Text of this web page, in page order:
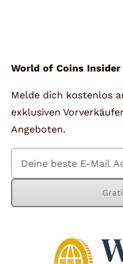
World of Coins Insider
Melde dich kostenlos
exklusiven
Angeboten.